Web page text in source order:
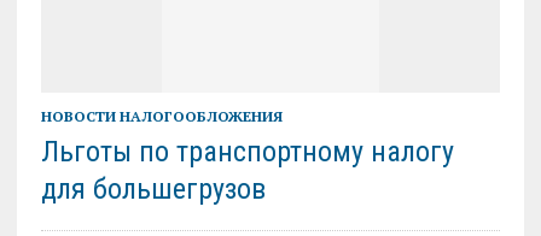
НОВОСТИ НАЛОГООБЛОЖЕНИЯ
Льготы по транспортному налогу
для большегрузов